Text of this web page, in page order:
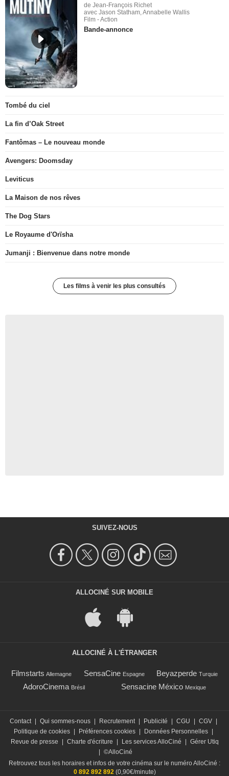
de Jean-François Richet
avec Jason Statham, Annabelle Wallis
Film - Action
Bande-annonce
Tombé du ciel
La fin d’Oak Street
Fantômas – Le nouveau monde
Avengers: Doomsday
Leviticus
La Maison de nos rêves
The Dog Stars
Le Royaume d'Orïsha
Jumanji : Bienvenue dans notre monde
Les films à venir les plus consultés
SUIVEZ-NOUS
ALLOCINÉ SUR MOBILE
ALLOCINÉ À L'ÉTRANGER
Filmstarts Allemagne SensaCine Espagne Beyazperde Turquie
AdoroCinema Brésil Sensacine México Mexique
Contact | Qui sommes-nous | Recrutement | Publicité | CGU | CGV |
Politique de cookies | Préférences cookies | Données Personnelles |
Revue de presse
| Charte d'écriture | Les services AlloCiné | Gérer Utiq
| ©AlloCiné
Retrouvez tous les horaires et infos de votre cinéma sur le numéro AlloCiné :
0 892 892 892 (0,90€/minute)